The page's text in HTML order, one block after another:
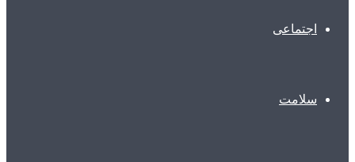
اجتماعی
سلامت